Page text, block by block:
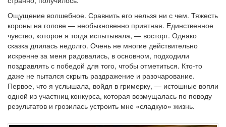
Ощущение волшебное. Сравнить его нельзя ни с чем. Тяжесть
короны на голове — необыкновенно приятная. Единственное
чувство, которое я тогда испытывала, — восторг. Однако
сказка длилась недолго. Очень не многие действительно
искренне за меня радовались, в основном, подходили
поздравлять с победой для того, чтобы отметиться. Кто-то
даже не пытался скрыть раздражение и разочарование.
Первое, что я услышала, войдя в гримерку, — истошные вопли
одной из участниц конкурса, которая возмущалась по поводу
результатов и грозилась устроить мне «сладкую» жизнь.